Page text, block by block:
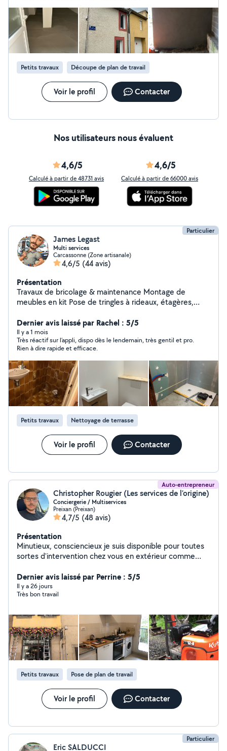
Petits travaux Découpe de plan de travail
Voir le profil Contacter
Nos utilisateurs nous évaluent
4,6/5
Calculé à partir de 48731 avis
4,6/5
Calculé à partir de 66000 avis
Particulier
James Legast
Multi services
Carcassonne (Zone artisanale)
4,6/5 (44 avis)
Présentation
Travaux de bricolage & maintenance Montage de
meubles en kit Pose de tringles à rideaux, étagères,
joints, etc.) Remplacement d'ampoules, interrupteurs,
prises électriques Petites rénovations : peinture, enduit,
carrelage, faïence Nettoyage & entretien Nettoyage de
logements, bureaux, locaux commerciaux Entretien
régulier ou ponctuel (ménage, poussière, sols) Lavage
de vitres, baies vitrées, vérandas Débarras de caves,
greniers, garages ou logements après déménagement
Jardinage & espaces verts Tonte de pelouse,
débroussaillage Taille de haies, arbustes, massifs
Désherbage manuel ou thermique Ramassage de
feuilles, nettoyage extérieur Entretien saisonnier de
Dernier avis laissé par Rachel : 5/5
Il y a 1 mois
Très réactif sur l’appli, dispo dès le lendemain, très gentil et pro.
Rien à dire rapide et efficace.
Petits travaux Nettoyage de terrasse
Voir le profil Contacter
Auto-entrepreneur
Christopher Rougier (Les services de l’origine)
Conciergerie / Multiservices
Preixan (Preixan)
4,7/5 (48 avis)
Présentation
Minutieux, consciencieux je suis disponible pour toutes
sortes d'intervention chez vous en extérieur comme
d'appartements Airbnb - Petits travaux, montage de
meuble , vide maison débarras, entretien des espaces
verts, etc - Aménagement intérieurs etc.
Dernier avis laissé par Perrine : 5/5
Il y a 26 jours
Très bon travail
Petits travaux Pose de plan de travail
Voir le profil Contacter
Particulier
Eric SALDUCCI